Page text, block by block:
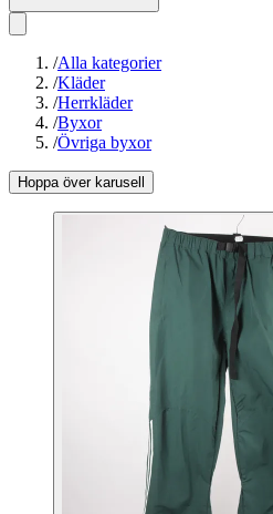
/Alla kategorier
/Kläder
/Herrkläder
/Byxor
/Övriga byxor
Hoppa över karusell